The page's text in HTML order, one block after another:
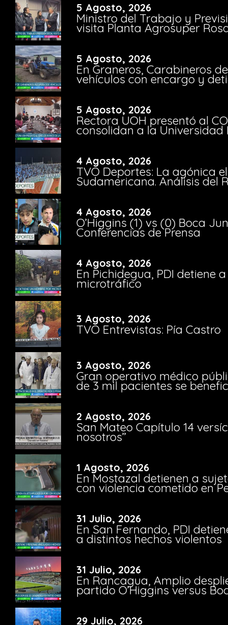
5 Agosto, 2026
Ministro del Trabajo y
visita Planta Agrosuper
5 Agosto, 2026
En Graneros, Carabineros
vehículos con encargo y
5 Agosto, 2026
Rectora UOH presentó al
consolidan a la Universidad
4 Agosto, 2026
TVO Deportes: La agónica
Sudamericana. Análisis del
4 Agosto, 2026
O’Higgins (1) vs (0) Boca
Conferencias de Prensa
4 Agosto, 2026
En Pichidegua, PDI detiene
microtráfico
3 Agosto, 2026
TVO Entrevistas: Pía Castro
3 Agosto, 2026
Gran operativo médico
de 3 mil pacientes se
2 Agosto, 2026
San Mateo Capítulo 14
nosotros”
1 Agosto, 2026
En Mostazal detienen a
con violencia cometido en
31 Julio, 2026
En San Fernando, PDI
a distintos hechos violentos
31 Julio, 2026
En Rancagua, Amplio
partido O’Higgins versus
29 Julio, 2026